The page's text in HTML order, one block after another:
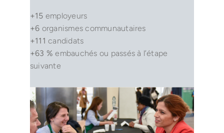
+15 employeurs
+6 organismes communautaires
+111 candidats
+63 % embauchés ou passés à l’étape
suivante